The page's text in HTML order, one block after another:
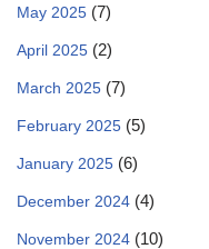
May 2025 (7)
April 2025 (2)
March 2025 (7)
February 2025 (5)
January 2025 (6)
December 2024 (4)
November 2024 (10)